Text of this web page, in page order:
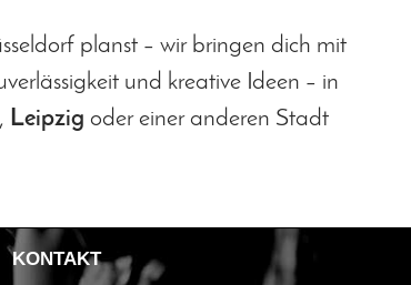
planst – wir bringen dich mit
und kreative Ideen – in
, Leipzig oder einer anderen Stadt
KONTAKT